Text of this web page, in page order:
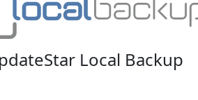
Local Backup